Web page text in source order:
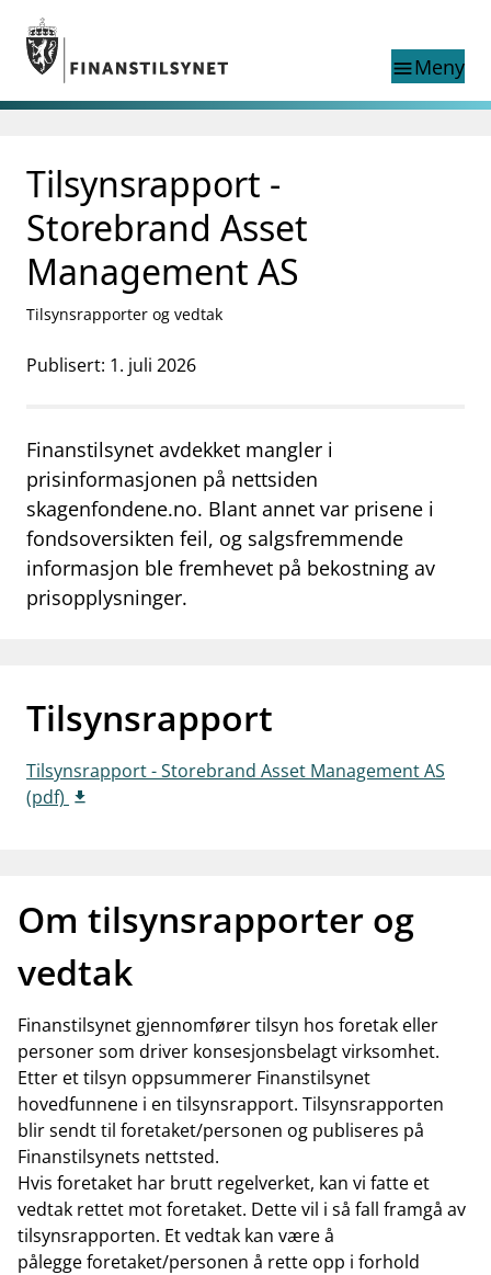
Gå til hovedinnhold
Gå til søkesiden
menuMeny
nettstedet
language
English
exist in English
English home page
Tilsyn
Aktuelt
Finanstilsynets registre
mail_outlineKontakt oss
work_outlineJobb hos oss
dashboardInformasjon for investorer
notifications_none Abonner på nyhetsvarsel
Tilsynsrapport -
Storebrand Asset
Management AS
Tilsynsrapporter og vedtak
Publisert: 1. juli 2026
Finanstilsynet avdekket mangler i
prisinformasjonen på nettsiden
skagenfondene.no. Blant annet var prisene i
fondsoversikten feil, og salgsfremmende
informasjon ble fremhevet på bekostning av
prisopplysninger.
Tilsynsrapport
Tilsynsrapport - Storebrand Asset Management AS
(pdf)
Om tilsynsrapporter og
vedtak
Finanstilsynet gjennomfører tilsyn hos foretak eller
personer som driver konsesjonsbelagt virksomhet.
Etter et tilsyn oppsummerer Finanstilsynet
hovedfunnene i en tilsynsrapport. Tilsynsrapporten
blir sendt til foretaket/personen og publiseres på
Finanstilsynets nettsted.
Hvis foretaket har brutt regelverket, kan vi fatte et
vedtak rettet mot foretaket. Dette vil i så fall framgå av
tilsynsrapporten. Et vedtak kan være å
pålegge foretaket/personen å rette opp i forhold